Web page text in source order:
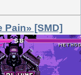
Pain» [SMD]